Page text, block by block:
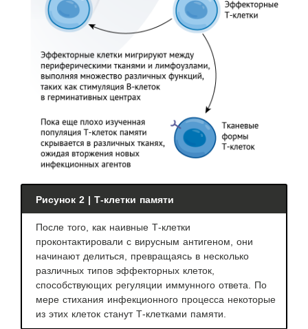
Рисунок 2 | Т-клетки памяти
После того, как наивные Т-клетки
проконтактировали с вирусным антигеном, они
начинают делиться, превращаясь в несколько
различных типов эффекторных клеток,
способствующих регуляции иммунного ответа. По
мере стихания инфекционного процесса некоторые
из этих клеток станут Т-клетками памяти.